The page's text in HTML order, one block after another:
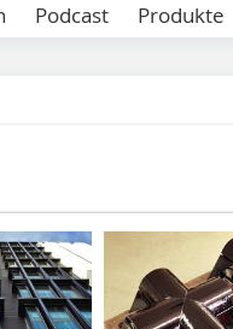
Podcast Produkte